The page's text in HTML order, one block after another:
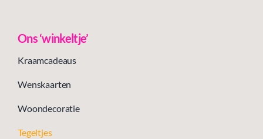
Ons ‘winkeltje’
Kraamcadeaus
Wenskaarten
Woondecoratie
Tegeltjes